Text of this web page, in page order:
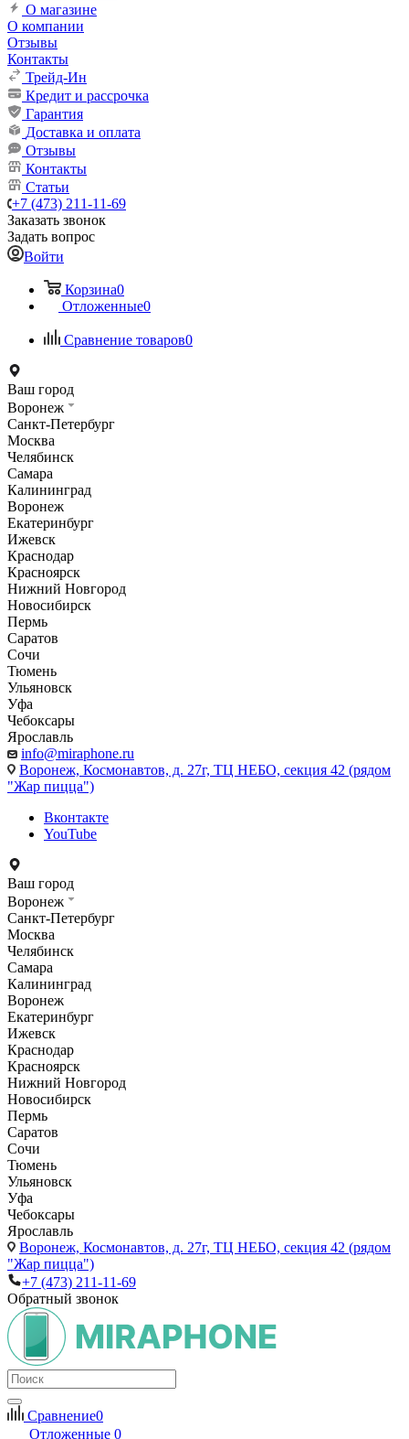
О магазине
О компании
Отзывы
Контакты
Трейд-Ин
Кредит и рассрочка
Гарантия
Доставка и оплата
Отзывы
Контакты
Статьи
+7 (473) 211-11-69
Заказать звонок
Задать вопрос
Войти
Корзина0
Отложенные0
Сравнение товаров0
Ваш город
Воронеж
Санкт-Петербург
Москва
Челябинск
Самара
Калининград
Воронеж
Екатеринбург
Ижевск
Краснодар
Красноярск
Нижний Новгород
Новосибирск
Пермь
Саратов
Сочи
Тюмень
Ульяновск
Уфа
Чебоксары
Ярославль
info@miraphone.ru
Воронеж, Космонавтов, д. 27г, ТЦ НЕБО, секция 42 (рядом
"Жар пицца")
Вконтакте
YouTube
Ваш город
Воронеж
Санкт-Петербург
Москва
Челябинск
Самара
Калининград
Воронеж
Екатеринбург
Ижевск
Краснодар
Красноярск
Нижний Новгород
Новосибирск
Пермь
Саратов
Сочи
Тюмень
Ульяновск
Уфа
Чебоксары
Ярославль
Воронеж, Космонавтов, д. 27г, ТЦ НЕБО, секция 42 (рядом
"Жар пицца")
+7 (473) 211-11-69
Обратный звонок
Сравнение0
Отложенные 0